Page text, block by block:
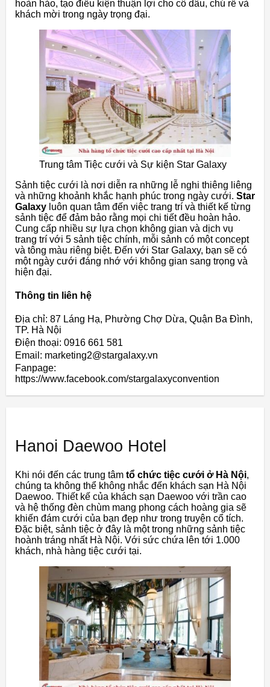
hoàn hảo, tạo điều kiện thuận lợi cho cô dâu, chú rể và
khách mời trong ngày trọng đại.
Trung tâm Tiệc cưới và Sự kiện Star Galaxy
Sảnh tiệc cưới là nơi diễn ra những lễ nghi thiêng liêng
và những khoảnh khắc hạnh phúc trong ngày cưới. Star
Galaxy luôn quan tâm đến việc trang trí và thiết kế từng
sảnh tiệc để đảm bảo rằng mọi chi tiết đều hoàn hảo.
Cung cấp nhiều sự lựa chọn không gian và dịch vụ
trang trí với 5 sảnh tiệc chính, mỗi sảnh có một concept
và tông màu riêng biệt. Đến với Star Galaxy, bạn sẽ có
một ngày cưới đáng nhớ với không gian sang trọng và
hiện đại.
Thông tin liên hệ
Địa chỉ: 87 Láng Hạ, Phường Chợ Dừa, Quận Ba Đình,
TP. Hà Nội
Điện thoại: 0916 661 581
Email: marketing2@stargalaxy.vn
Fanpage:
https://www.facebook.com/stargalaxyconvention
Hanoi Daewoo Hotel
Khi nói đến các trung tâm tổ chức tiệc cưới ở Hà Nội,
chúng ta không thể không nhắc đến khách sạn Hà Nội
Daewoo. Thiết kế của khách sạn Daewoo với trần cao
và hệ thống đèn chùm mang phong cách hoàng gia sẽ
khiến đám cưới của bạn đẹp như trong truyện cổ tích.
Đặc biệt, sảnh tiệc ở đây là một trong những sảnh tiệc
hoành tráng nhất Hà Nội. Với sức chứa lên tới 1.000
khách, nhà hàng tiệc cưới tại.